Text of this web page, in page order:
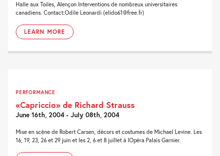
Halle aux Toiles, Alençon Interventions de nombreux universitaires
canadiens. Contact:Odile Leonardi (elido61@free.fr)
LEARN MORE
PERFORMANCE
«Capriccio» de Richard Strauss
June 16th, 2004 - July 08th, 2004
Mise en scène de Robert Carsen, décors et costumes de Michael Levine. Les
16, 19, 23, 26 et 29 juin et les 2, 6 et 8 juillet à lOpéra Palais Garnier.